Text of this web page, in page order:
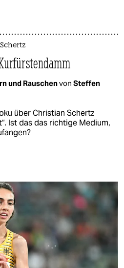
und Rauschenvon Steffen
über Christian Schertz
Ist das das richtige Medium,